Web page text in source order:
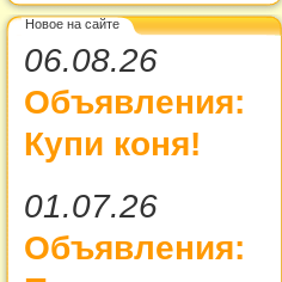
Новое на сайте
06.08.26
Объявления:
Купи коня!
01.07.26
Объявления: